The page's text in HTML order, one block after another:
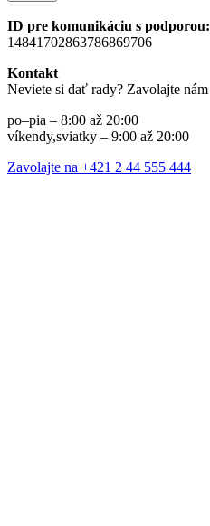
ID pre komunikáciu s podporou:
14841702863786869706
Kontakt
Neviete si dať rady? Zavolajte nám
po–pia – 8:00 až 20:00
víkendy,sviatky – 9:00 až 20:00
Zavolajte na +421 2 44 555 444